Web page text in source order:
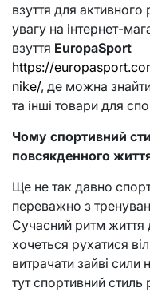
взуття для
увагу на інтернет-
взуття EuropaSport
https://
nike/, де можна знайти
та інші товари для
Чому спортивний
повсякденного
Ще не так давно
переважно з
Сучасний ритм життя
хочеться рухатися
витрачати зайві
тут спортивний